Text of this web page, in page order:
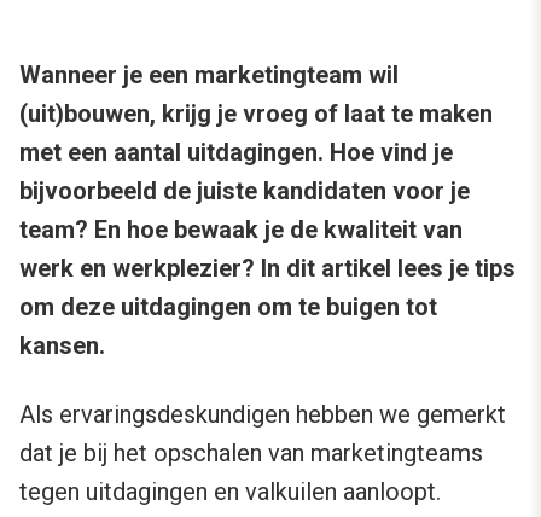
Wanneer je een marketingteam wil
(uit)bouwen, krijg je vroeg of laat te maken
met een aantal uitdagingen. Hoe vind je
bijvoorbeeld de juiste kandidaten voor je
team? En hoe bewaak je de kwaliteit van
werk en werkplezier? In dit artikel lees je tips
om deze uitdagingen om te buigen tot
kansen.
Als ervaringsdeskundigen hebben we gemerkt
dat je bij het opschalen van marketingteams
tegen uitdagingen en valkuilen aanloopt.